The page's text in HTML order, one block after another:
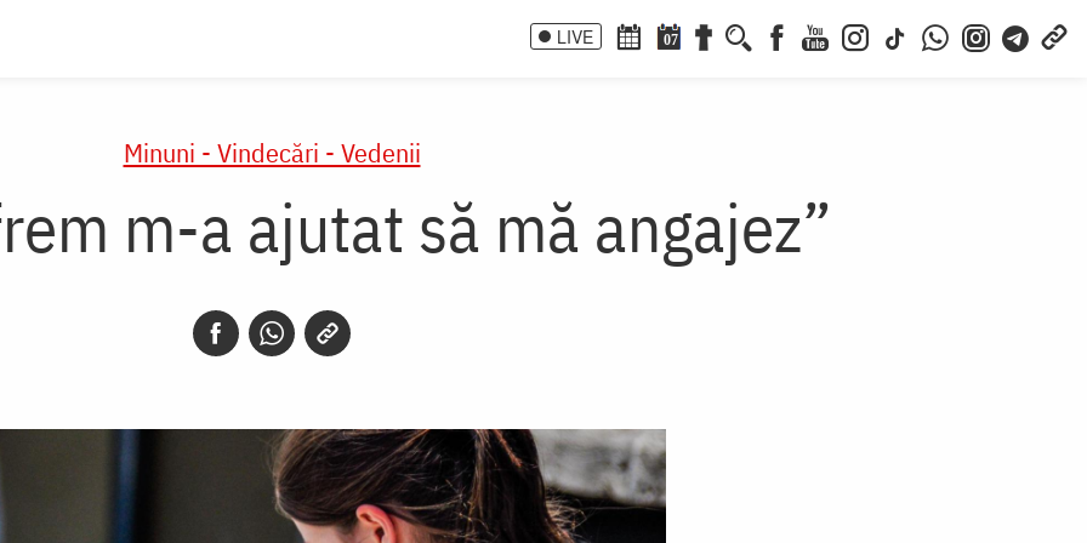
LIVE 07
Minuni - Vindecări - Vedenii
m-a ajutat să mă angajez”